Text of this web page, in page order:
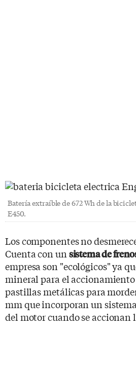
Batería extraíble de 672 Wh de la
E450.
Los componentes no
Cuenta con un sistema de
empresa son "ecológicos" ya
mineral para el
pastillas metálicas para
mm que incorporan un
del motor cuando se accionan